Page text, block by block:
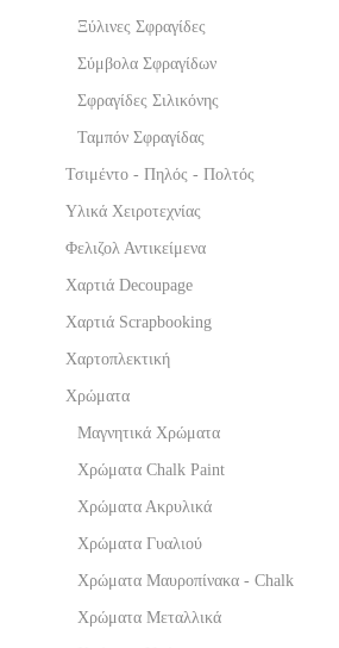
Ξύλινες Σφραγίδες
Σύμβολα Σφραγίδων
Σφραγίδες Σιλικόνης
Ταμπόν Σφραγίδας
Τσιμέντο - Πηλός - Πολτός
Υλικά Χειροτεχνίας
Φελιζολ Αντικείμενα
Χαρτιά Decoupage
Χαρτιά Scrapbooking
Χαρτοπλεκτική
Χρώματα
Μαγνητικά Χρώματα
Χρώματα Chalk Paint
Χρώματα Ακρυλικά
Χρώματα Γυαλιού
Χρώματα Μαυροπίνακα - Chalk
Χρώματα Μεταλλικά